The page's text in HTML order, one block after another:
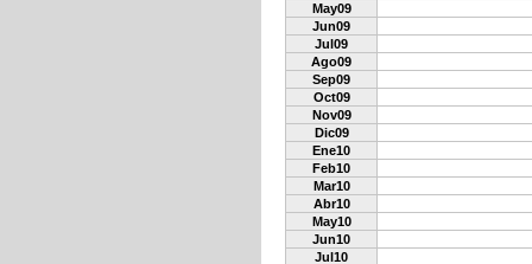
May09
Jun09
Jul09
Ago09
Sep09
Oct09
Nov09
Dic09
Ene10
Feb10
Mar10
Abr10
May10
Jun10
Jul10